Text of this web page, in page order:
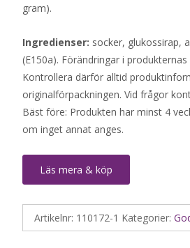
gram).
Ingredienser: socker, glukossirap,
(E150a). Förändringar i produkternas
Kontrollera därför alltid
originalförpackningen. Vid frågor
Bäst före: Produkten har minst 4
om inget annat anges.
Läs mera & köp
Artikelnr: 110172-1 Kategorier: